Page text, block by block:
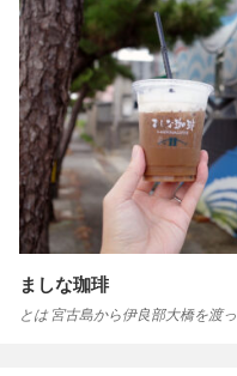
ましな珈琲
とは 宮古島から伊良部大橋を渡